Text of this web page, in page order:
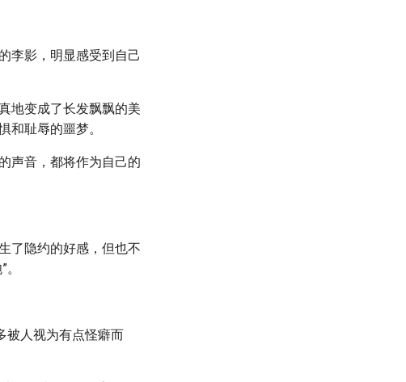
李影，明显感受到自己
地变成了长发飘飘的美
和耻辱的噩梦。
声音，都将作为自己的
了隐约的好感，但也不
被人视为有点怪癖而